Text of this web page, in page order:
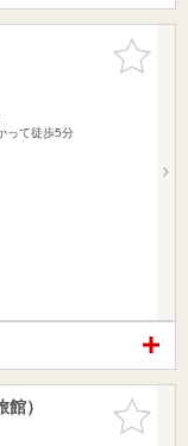
お気に入
りに追加
って徒歩5分
お気に入
りに追加
）